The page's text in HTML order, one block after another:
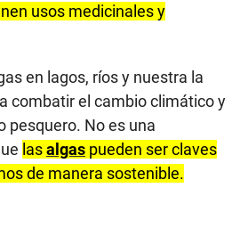
usos medicinales y
en lagos, ríos y nuestra la
combatir el cambio climático y
pesquero. No es una
lasalgas pueden ser claves
de manera sostenible.